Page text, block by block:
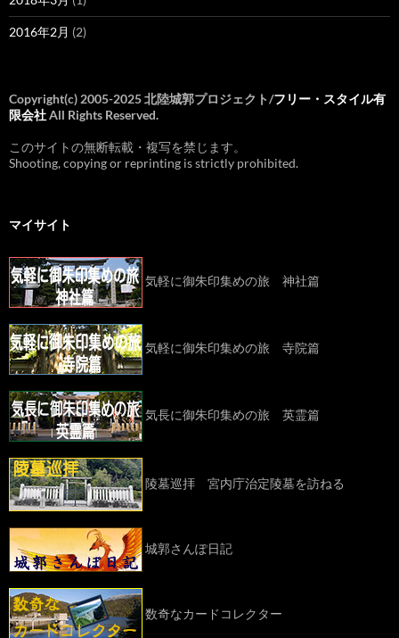
2016年2月 (2)
Copyright(c) 2005-2025 北陸城郭プロジェクト/フリー・スタイル有
限会社All Rights Reserved.
このサイトの無断転載・複写を禁じます。
Shooting, copying or reprinting is strictly prohibited.
マイサイト
気軽に御朱印集めの旅 神社篇
気軽に御朱印集めの旅 寺院篇
気長に御朱印集めの旅 英霊篇
陵墓巡拝 宮内庁治定陵墓を訪ねる
城郭さんぽ日記
数奇なカードコレクター